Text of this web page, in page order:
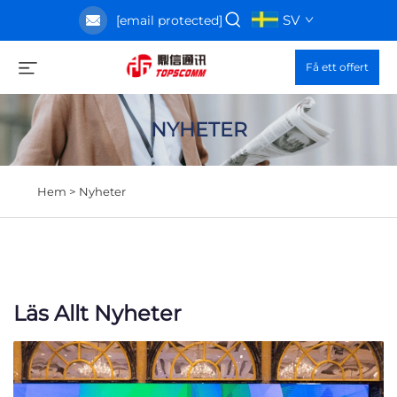
[email protected] SV
Få ett offert
NYHETER
Hem > Nyheter
Läs Allt Nyheter